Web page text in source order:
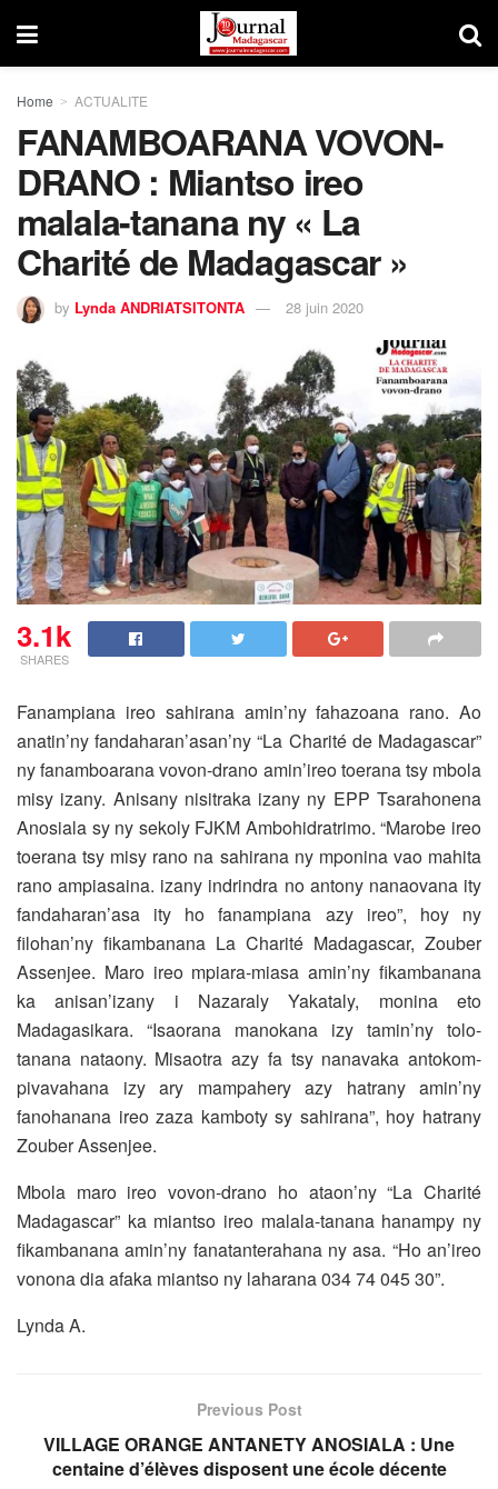
Home ACTUALITE
FANAMBOARANA VOVON-
DRANO : Miantso ireo
malala-tanana ny « La
Charité de Madagascar »
by Lynda ANDRIATSITONTA 28 juin 2020
3.1k
SHARES
Fanampiana ireo sahirana amin’ny fahazoana rano. Ao
anatin’ny fandaharan’asan’ny “La Charité de Madagascar”
ny fanamboarana vovon-drano amin’ireo toerana tsy mbola
misy izany. Anisany nisitraka izany ny EPP Tsarahonena
Anosiala sy ny sekoly FJKM Ambohidratrimo. “Marobe ireo
toerana tsy misy rano na sahirana ny mponina vao mahita
rano ampiasaina. izany indrindra no antony nanaovana ity
fandaharan’asa ity ho fanampiana azy ireo”, hoy ny
filohan’ny fikambanana La Charité Madagascar, Zouber
Assenjee. Maro ireo mpiara-miasa amin’ny fikambanana
ka anisan’izany i Nazaraly Yakataly, monina eto
Madagasikara. “Isaorana manokana izy tamin’ny tolo-
tanana nataony. Misaotra azy fa tsy nanavaka antokom-
pivavahana izy ary mampahery azy hatrany amin’ny
fanohanana ireo zaza kamboty sy sahirana”, hoy hatrany
Zouber Assenjee.
Mbola maro ireo vovon-drano ho ataon’ny “La Charité
Madagascar” ka miantso ireo malala-tanana hanampy ny
fikambanana amin’ny fanatanterahana ny asa. “Ho an’ireo
vonona dia afaka miantso ny laharana 034 74 045 30”.
Lynda A.
Previous Post
VILLAGE ORANGE ANTANETY ANOSIALA : Une
centaine d’élèves disposent une école décente